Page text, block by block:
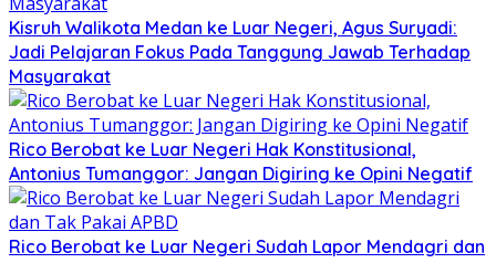
Kisruh Walikota Medan ke Luar Negeri, Agus Suryadi:
Jadi Pelajaran Fokus Pada Tanggung Jawab Terhadap
Masyarakat
Rico Berobat ke Luar Negeri Hak Konstitusional,
Antonius Tumanggor: Jangan Digiring ke Opini Negatif
Rico Berobat ke Luar Negeri Sudah Lapor Mendagri dan